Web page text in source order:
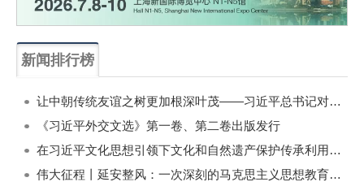
新闻排行榜
让中朝传统友谊之树更加根深叶茂——习近平总书记对朝鲜进行国事访问纪实
《习近平外交文选》第一卷、第二卷出版发行
在习近平文化思想引领下文化和自然遗产保护传承利用工作开创新局面
伟大征程丨延安整风：一次深刻的马克思主义思想教育运动